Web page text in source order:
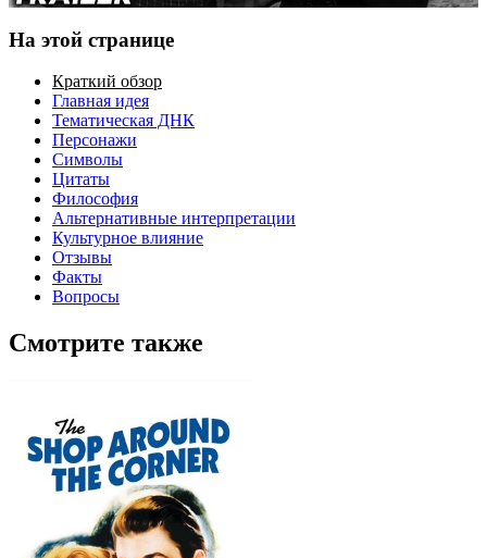
На этой странице
Краткий обзор
Главная идея
Тематическая ДНК
Персонажи
Символы
Цитаты
Философия
Альтернативные интерпретации
Культурное влияние
Отзывы
Факты
Вопросы
Смотрите также